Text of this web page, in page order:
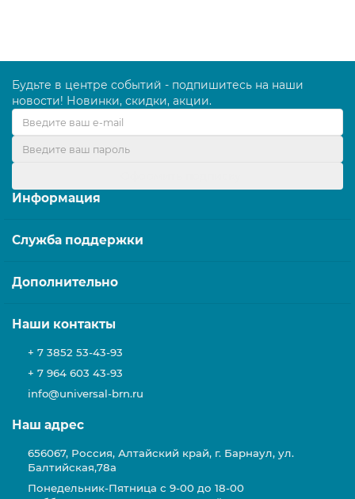
Будьте в центре событий - подпишитесь на наши
новости! Новинки, скидки, акции.
Информация
Служба поддержки
Дополнительно
Наши контакты
+ 7 3852 53-43-93
+ 7 964 603 43-93
info@universal-brn.ru
Наш адрес
656067, Россия, Алтайский край, г. Барнаул, ул.
Балтийская,78а
Понедельник-Пятница с 9-00 до 18-00